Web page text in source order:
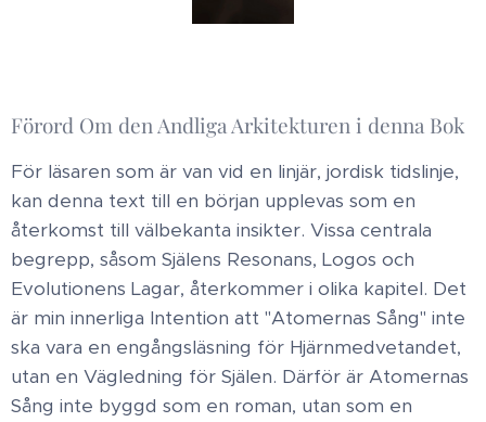
Förord Om den Andliga Arkitekturen i denna Bok
För läsaren som är van vid en linjär, jordisk tidslinje,
kan denna text till en början upplevas som en
återkomst till välbekanta insikter. Vissa centrala
begrepp, såsom Själens Resonans, Logos och
Evolutionens Lagar, återkommer i olika kapitel. Det
är min innerliga Intention att "Atomernas Sång" inte
ska vara en engångsläsning för Hjärnmedvetandet,
utan en Vägledning för Själen. Därför är Atomernas
Sång inte byggd som en roman, utan som en